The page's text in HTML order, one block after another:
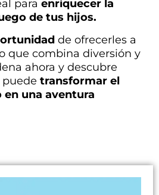
para enriquecer la
de tus hijos.
de ofrecerles a
que combina diversión y
ahora y descubre
transformar el
una aventura